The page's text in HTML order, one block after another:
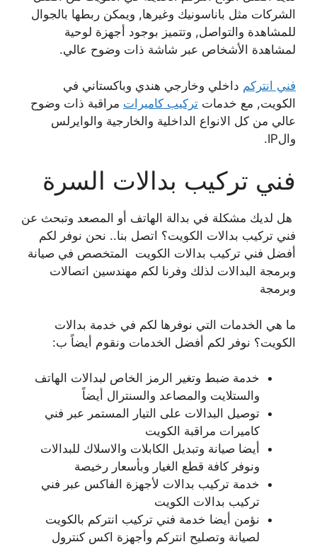
الشركات مثل باناسونيك وغيرها, ويمكن ربطها بالجوال
للمشاهدة والتواصل, وتتميز بوجود أجهزة لوحية
لمشاهدة الأشخاص عبر شاشة ذات وضوح عالي.
فني انتركم داخلي وخارجي هندي وباكستاني في
الكويت, مع خدمات تركيب كاميرات مراقبة ذات وضوح
عالي من كل الانواع الداخلية والخارجية والوايرلس
والIP.
فني تركيب بدالات السرة
هل لديك مشكلة في بدالة الهاتف أو المصعد وتبحث عن
فني تركيب بدالات الكويت؟ اتصل بنا.. نحن نوفر لكم
أفضل فني تركيب بدالات الكويت المتخصص في صيانة
وبرمجة البدالات لذلك وفرنا لكم مهندسين اتصالات
وبرمجة
ما هي الخدمات التي نوفرها لكم في خدمة بدالات
الكويت؟ نوفر لكم أفضل الخدمات ونقوم أيضاً ب:
خدمة ضبط وتغير الرمز الخاص لبدالات الهاتف
والستلايت والمصاعد والسنترال أيضاً
توصيل البدالات على التيار المستمر عبر فني
كاميرات مراقبة الكويت
أيضا صيانة وتبديل الكابلات والاسلاك للبدالات
ونوفر كافة قطع الغيار وبأسعار رخيصة
خدمة تركيب بدالات لأجهزة الفاكس عبر فني
تركيب بدالات الكويت
نؤمن أيضا خدمة فني تركيب انتركم بالكويت
لصيانة وتصليح انتركم وأجهزة اكس كنترول